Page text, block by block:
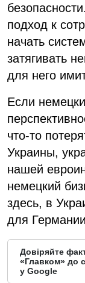
подход к
начать
затягивать
для него
Если
что-то
Украины,
нашей
немецкий
здесь, в
для
Довіряйте
«Главком» до
у Google